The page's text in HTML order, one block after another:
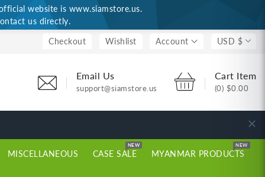
website is www.siamstore.us.
us directly.
Checkout Wishlist Account USD $
Email Us
support@siamstore.us
Cart Item
(0) $0.00
MISCELLANEOUS CASE SALE
NEW
MYANMAR PRODUCTS
NEW